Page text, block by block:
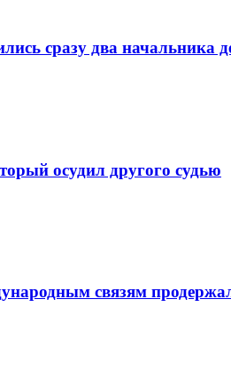
сразу два начальника
осудил другого судью
связям